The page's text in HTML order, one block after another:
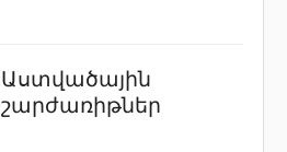
Աստվածային
շարժառիթներ